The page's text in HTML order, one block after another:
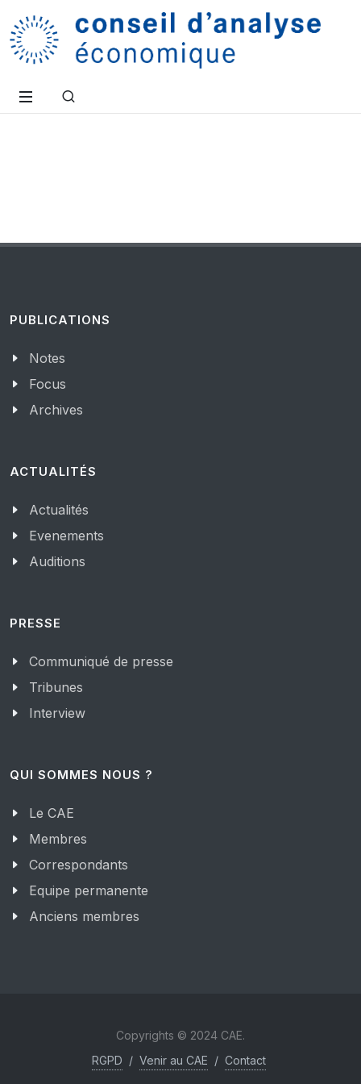
PUBLICATIONS
Notes
Focus
Archives
ACTUALITÉS
Actualités
Evenements
Auditions
PRESSE
Communiqué de presse
Tribunes
Interview
QUI SOMMES NOUS ?
Le CAE
Membres
Correspondants
Equipe permanente
Anciens membres
Copyrights © 2024 CAE.
RGPD / Venir au CAE / Contact